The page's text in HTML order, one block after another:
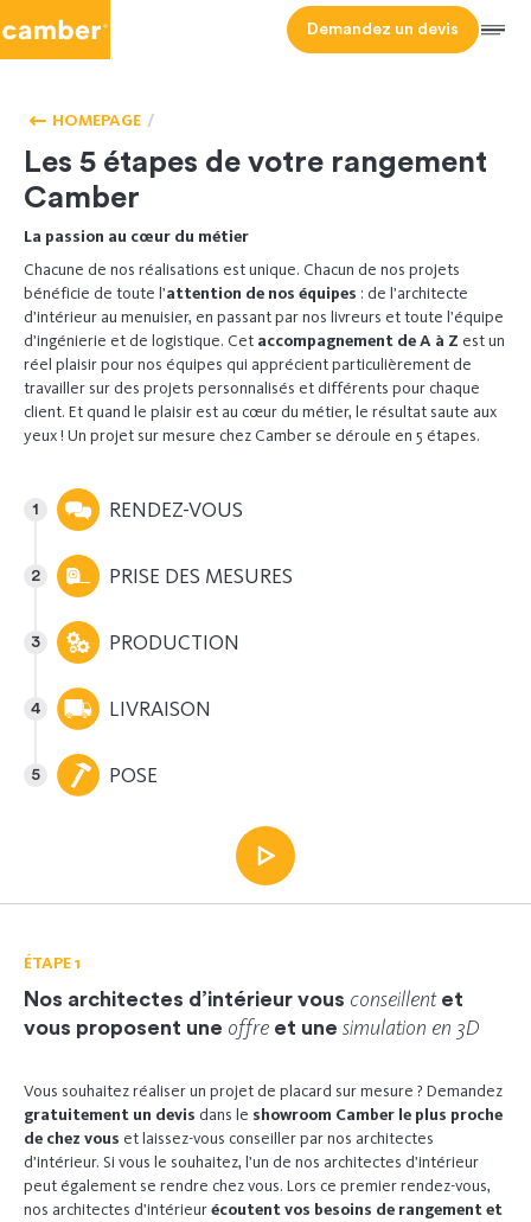
Demandez un devis Menu
HOMEPAGE
Les 5 étapes de votre rangement
Camber
La passion au cœur du métier
Chacune de nos réalisations est unique. Chacun de nos projets
bénéficie de toute l’attention de nos équipes : de l’architecte
d’intérieur au menuisier, en passant par nos livreurs et toute l’équipe
d’ingénierie et de logistique. Cet accompagnement de A à Z est un
réel plaisir pour nos équipes qui apprécient particulièrement de
travailler sur des projets personnalisés et différents pour chaque
client. Et quand le plaisir est au cœur du métier, le résultat saute aux
yeux ! Un projet sur mesure chez Camber se déroule en 5 étapes.
RENDEZ-VOUS
PRISE DES MESURES
PRODUCTION
LIVRAISON
POSE
ÉTAPE 1
Nos architectes d’intérieur vous conseillent et
vous proposent une offre et une simulation en 3D
Vous souhaitez réaliser un projet de placard sur mesure ? Demandez
gratuitement un devis dans le showroom Camber le plus proche
de chez vous et laissez-vous conseiller par nos architectes
d’intérieur. Si vous le souhaitez, l’un de nos architectes d’intérieur
peut également se rendre chez vous. Lors ce premier rendez-vous,
nos architectes d’intérieurécoutent vos besoins de rangement et